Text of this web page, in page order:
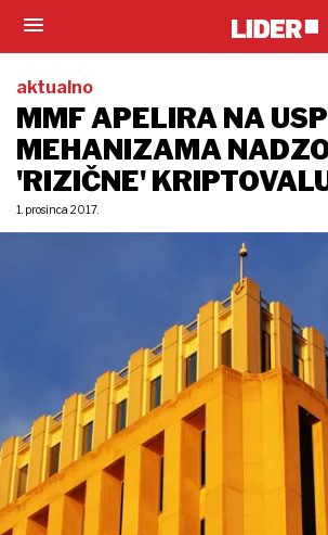
aktualno
MMF APELIRA NA
MEHANIZAMA
'RIZIČNE'
1. prosinca 2017.